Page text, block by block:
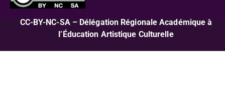
CC-BY-NC-SA – Délégation Régionale Académique à
l’Éducation Artistique Culturelle